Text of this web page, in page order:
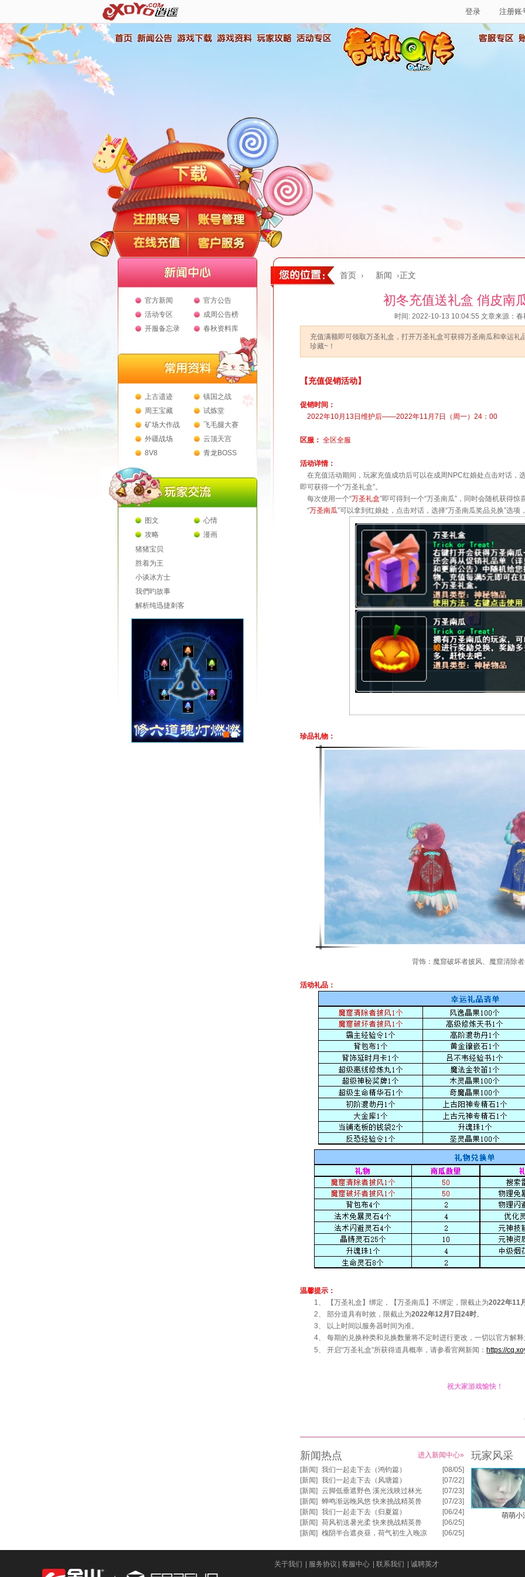
登录 注册账
官方新闻
官方公告
活动专区
成周公告榜
开服备忘录
春秋资料库
上古遗迹
镇国之战
周王宝藏
试炼堂
矿场大作战
飞毛腿大赛
外疆战场
云顶天宫
8V8
青龙BOSS
图文
心情
攻略
漫画
猪猪宝贝
胜着为王
小谈冰方士
我們旳故事
解析纯迅捷刺客
首页 › 新闻 ›正文
初冬充值送礼盒 俏皮南
时间: 2022-10-13 10:04:55 文章来源：春
充值满额即可领取万圣礼盒，打开万圣礼盒可获得万圣南瓜和幸运
珍藏~！
【充值促销活动】
促销时间：
2022年10月13日维护后——2022年11月7日（周一）24：00
区服： 全区全服
活动详情：
在充值活动期间，玩家充值成功后可以在成周NPC红娘处点击对话，
即可获得一个“万圣礼盒”。
每次使用一个“万圣礼盒”即可得到一个“万圣南瓜”，同时会随机获得惊
“万圣南瓜”可以拿到红娘处，点击对话，选择“万圣南瓜奖品兑换”选项
珍品礼物：
背饰：魔窟破坏者披风、魔窟清除
活动礼品：
温馨提示 ：
1、 【万圣礼盒】绑定，【万圣南瓜】不绑定，限截止为2022年11
2、 部分道具有时效，限截止为2022年12月7日24时。
3、 以上时间以服务器时间为准。
4、 每期的兑换种类和兑换数量将不定时进行更改，一切以官方解
5、 开启“万圣礼盒”所获得道具概率，请参看官网新闻： https://
祝大家游戏愉快！
新闻热点
[08/05]
[新闻] 我们一起走下去（鸿钧篇）
[07/22]
[新闻] 我们一起走下去（风塘篇）
[07/23]
[新闻] 云脚低垂遮野色 溪光浅映过林光
[07/23]
[新闻] 蝉鸣渐远晚风悠 快来挑战精英兽
[06/24]
[新闻] 我们一起走下去（归夏篇）
[06/25]
[新闻] 荷风初送暑光柔 快来挑战精英兽
[06/25]
[新闻] 槐阴半合遮炎昼，荷气初生入晚凉
进入新闻中心» 玩家风采
萌萌小
关于我们 服务协议 客服中心 联系我们
诚聘英才